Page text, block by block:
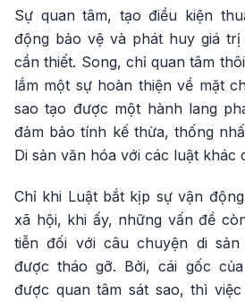
Sự quan tâm, tạo điều kiện
động bảo vệ và phát huy giá
cần thiết. Song, chỉ quan tâm
lắm một sự hoàn thiện về mặt
sao tạo được một hành lang
đảm bảo tính kế thừa, thống
Di sản văn hóa với các luật khác
Chỉ khi Luật bắt kịp sự vận
xã hội, khi ấy, những vấn đề
tiễn đối với câu chuyện di
được tháo gỡ. Bởi, cái gốc
được quan tâm sát sao, thì